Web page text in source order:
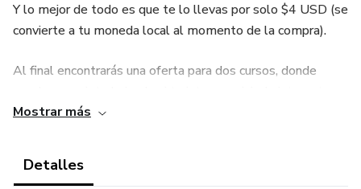
Y lo mejor de todo es que te lo llevas por solo $4 USD (se
convierte a tu moneda local al momento de la compra).
Al final encontrarás una oferta para dos cursos, donde
ser dueño/a de tu propio tiempo.
Mostrar más
Detalles